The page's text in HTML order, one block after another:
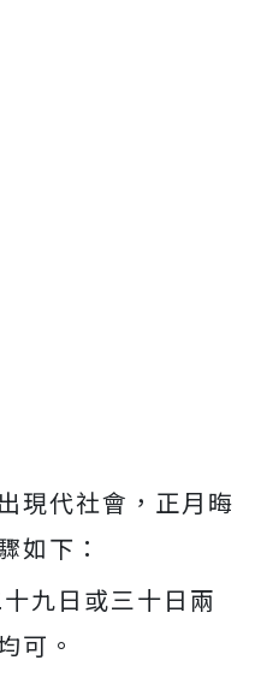
現代社會，正月晦
如下：
九日或三十日兩
可。